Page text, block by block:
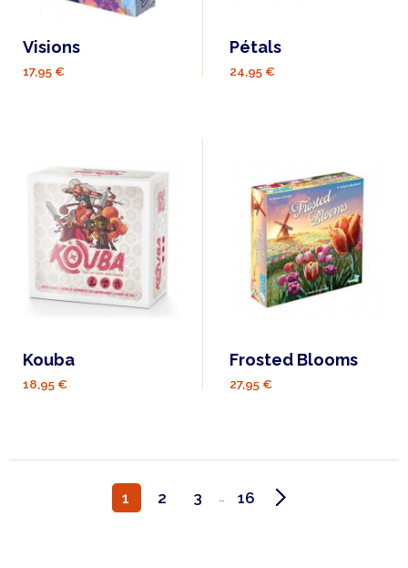
Visions
17,95 €
Pétals
24,95 €
Kouba
18,95 €
Frosted Blooms
27,95 €
1 2 3 … 16